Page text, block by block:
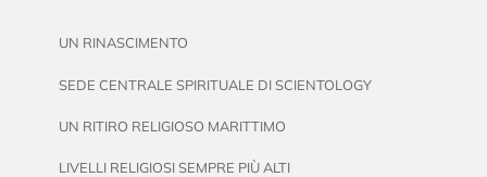
UN RINASCIMENTO
SEDE CENTRALE SPIRITUALE DI SCIENTOLOGY
UN RITIRO RELIGIOSO MARITTIMO
LIVELLI RELIGIOSI SEMPRE PIÙ ALTI